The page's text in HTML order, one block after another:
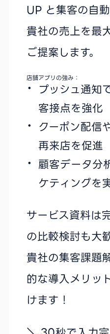
UP と集客の自
貴社の売上を最
ご提案します。
店舗アプリの強み：
プッシュ通知
客接点を強化
クーポン配信
再来店を促進
顧客データ分
ケティングを
サービス資料は
の比較検討も大
貴社の集客課題
的な導入メリッ
けます！